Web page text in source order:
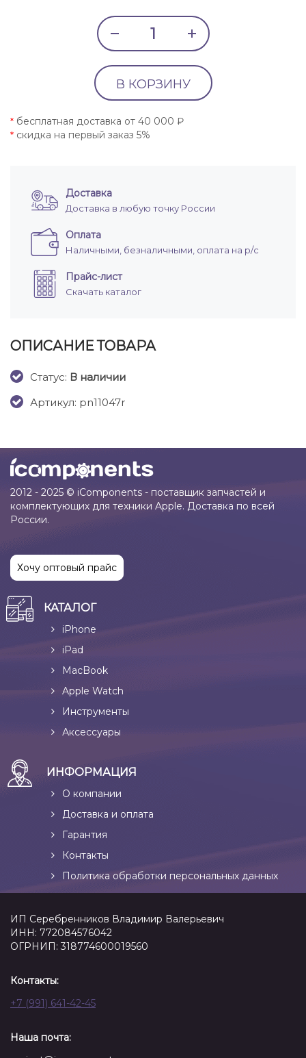
В КОРЗИНУ
* бесплатная доставка от 40 000 ₽
* скидка на первый заказ 5%
Доставка
Доставка в любую точку России
Оплата
Наличными, безналичными, оплата на р/с
Прайс-лист
Скачать каталог
ОПИСАНИЕ ТОВАРА
Cтатус: В наличии
Артикул: pn11047r
2012 - 2025 © iComponents - поставщик запчастей и
комплектующих для техники Apple. Доставка по всей
России.
Хочу оптовый прайс
КАТАЛОГ
iPhone
iPad
MacBook
Apple Watch
Инструменты
Аксессуары
ИНФОРМАЦИЯ
О компании
Доставка и оплата
Гарантия
Контакты
Политика обработки персональных данных
ИП Серебренников Владимир Валерьевич
ИНН: 772084576042
ОГРНИП: 318774600019560
Контакты:
+7 (991) 641-42-45
Наша почта: